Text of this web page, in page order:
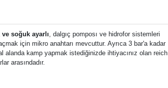
soğuk ayarlı, dalgıç pomposı ve hidrofor sistemleri
için mikro anahtarı mevcuttur. Ayrıca 3 bar'a kadar
alanda kamp yapmak istediğinizde ihtiyacınız olan reich
arasındadır.